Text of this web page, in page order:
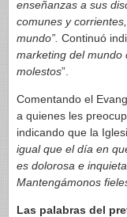
enseñanzas a sus
comunes y
mundo”. Continuó
marketing del mundo
molestos”.
Comentando el
a quienes les
indicando que la
igual que el día en
es dolorosa e
Mantengámonos
Las palabras del